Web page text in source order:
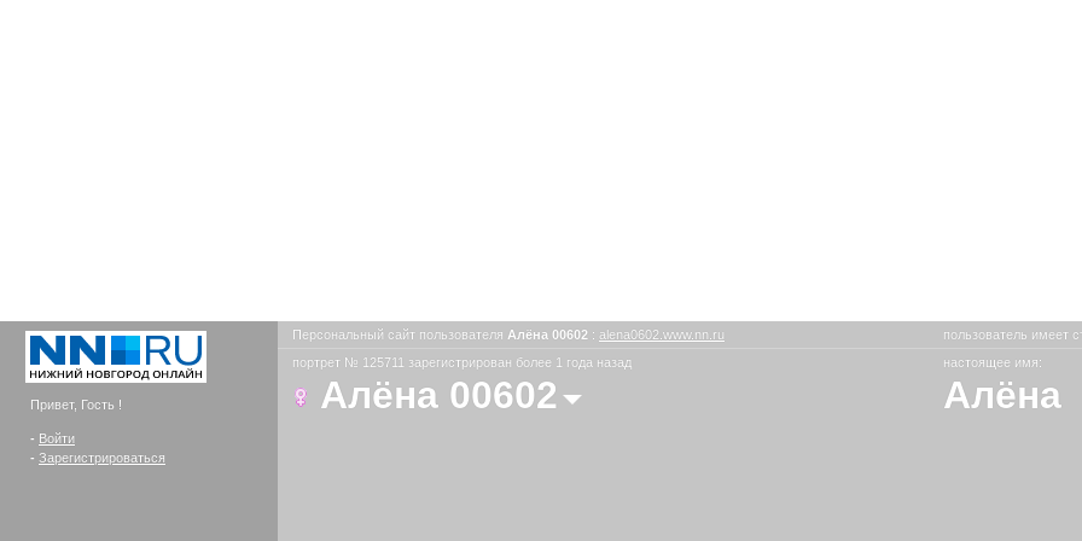
Привет, Гость !
- Войти
- Зарегистрироваться
Персональный сайт пользователя Алёна 00602 : alena0602.www.nn.ru пользователь имеет
портрет № 125711 зарегистрирован более 1 года назад
Алёна 00602
настоящее имя:
Алёна